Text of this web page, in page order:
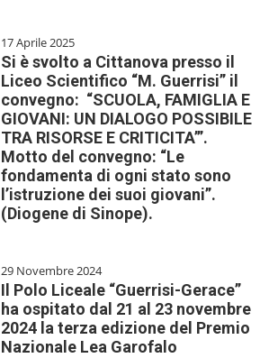
17 Aprile 2025
Si è svolto a Cittanova presso il
Liceo Scientifico “M. Guerrisi” il
convegno: “SCUOLA, FAMIGLIA E
GIOVANI: UN DIALOGO POSSIBILE
TRA RISORSE E CRITICITA’”.
Motto del convegno: “Le
fondamenta di ogni stato sono
l’istruzione dei suoi giovani”.
(Diogene di Sinope).
29 Novembre 2024
Il Polo Liceale “Guerrisi-Gerace”
ha ospitato dal 21 al 23 novembre
2024 la terza edizione del Premio
Nazionale Lea Garofalo